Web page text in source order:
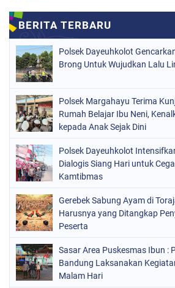
Polsek Dayeuhkolot
Brong Untuk Wujudkan Lalu
Polsek Margahayu Terima
Rumah Belajar Ibu Neni,
kepada Anak Sejak Dini
Polsek Dayeuhkolot
Dialogis Siang Hari untuk
Kamtibmas
Gerebek Sabung Ayam di
Harusnya yang Ditangkap
Peserta
Sasar Area Puskesmas Ibun :
Bandung Laksanakan
Malam Hari